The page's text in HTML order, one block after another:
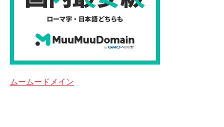
ムームードメイン